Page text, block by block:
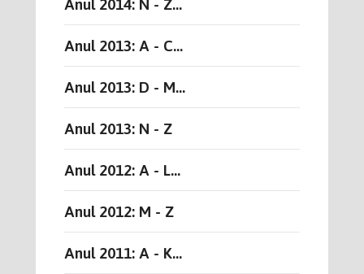
Anul 2014: N - Z...
Anul 2013: A - C...
Anul 2013: D - M...
Anul 2013: N - Z
Anul 2012: A - L...
Anul 2012: M - Z
Anul 2011: A - K...